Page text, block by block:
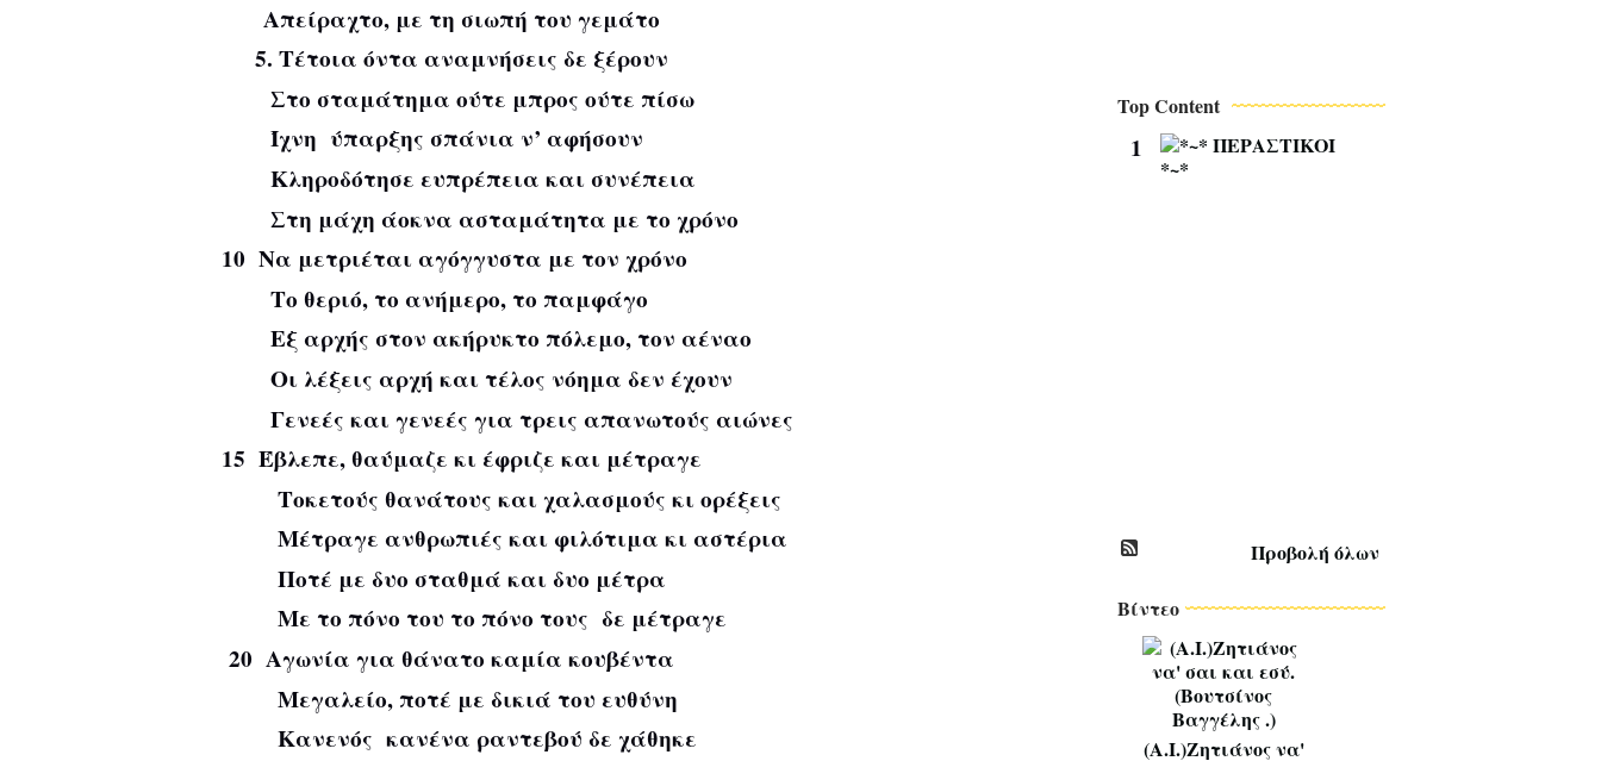
Απείραχτο, με τη σιωπή του γεμάτο
Τέτοια όντα αναμνήσεις δε ξέρουν
Στο σταμάτημα ούτε μπρος ούτε πίσω
Ίχνη ύπαρξης σπάνια ν’ αφήσουν
Κληροδότησε ευπρέπεια και συνέπεια
Στη μάχη άοκνα ασταμάτητα με το χρόνο
10 Να μετριέται αγόγγυστα με τον χρόνο
Το θεριό, το ανήμερο, το παμφάγο
Εξ αρχής στον ακήρυκτο πόλεμο, τον αέναο
Οι λέξεις αρχή και τέλος νόημα δεν έχουν
Γενεές και γενεές για τρεις απανωτούς αιώνες
15 Έβλεπε, θαύμαζε κι έφριζε και μέτραγε
Τοκετούς θανάτους και χαλασμούς κι ορέξεις
Μέτραγε ανθρωπιές και φιλότιμα κι αστέρια
Ποτέ με δυο σταθμά και δυο μέτρα
Με το πόνο του το πόνο τους δε μέτραγε
20 Αγωνία για θάνατο καμία κουβέντα
Μεγαλείο, ποτέ με δικιά του ευθύνη
Κανενός κανένα ραντεβού δε χάθηκε
Top Content
1
Προβολή όλων
Βίντεο
(Α.Ι.)Ζητιάνος να'